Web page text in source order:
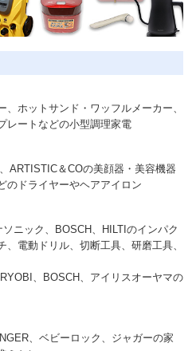
ホットサンド・ワッフルメーカー、
レートなどの小型調理家電
ARTISTIC＆COの美顔器・美容機器
のドライヤーやヘアアイロン
ニック、BOSCH、HILTIのインパク
、電動ドリル、切断工具、研磨工具、
、BOSCH、アイリスオーヤマの
、ベビーロック、ジャガーの家